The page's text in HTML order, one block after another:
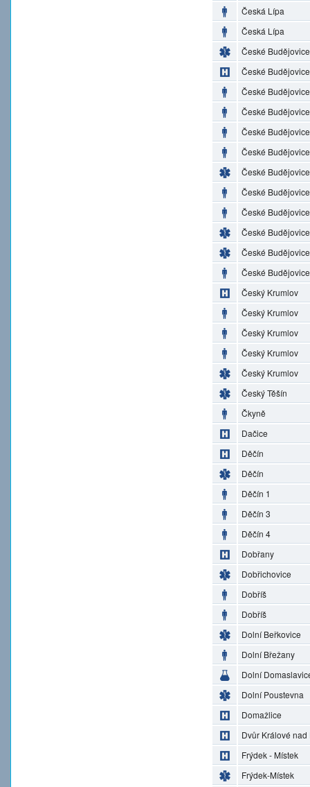
Česká Lípa
Česká Lípa
České Budějovice
České Budějovice
České Budějovice
České Budějovice
České Budějovice
České Budějovice
České Budějovice
České Budějovice
České Budějovice
České Budějovice
České Budějovice
České Budějovice
Český Krumlov
Český Krumlov
Český Krumlov
Český Krumlov
Český Krumlov
Český Těšín
Čkyně
Dačice
Děčín
Děčín
Děčín 1
Děčín 3
Děčín 4
Dobřany
Dobřichovice
Dobříš
Dobříš
Dolní Beřkovice
Dolní Břežany
Dolní
Dolní Poustevna
Domažlice
Dvůr Králové nad
Frýdek - Místek
Frýdek-Místek